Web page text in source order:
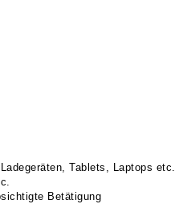
Tablets, Laptops etc.
Betätigung